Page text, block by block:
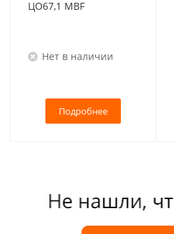
ЦО67,1 MBF
Нет в наличии
Подробнее